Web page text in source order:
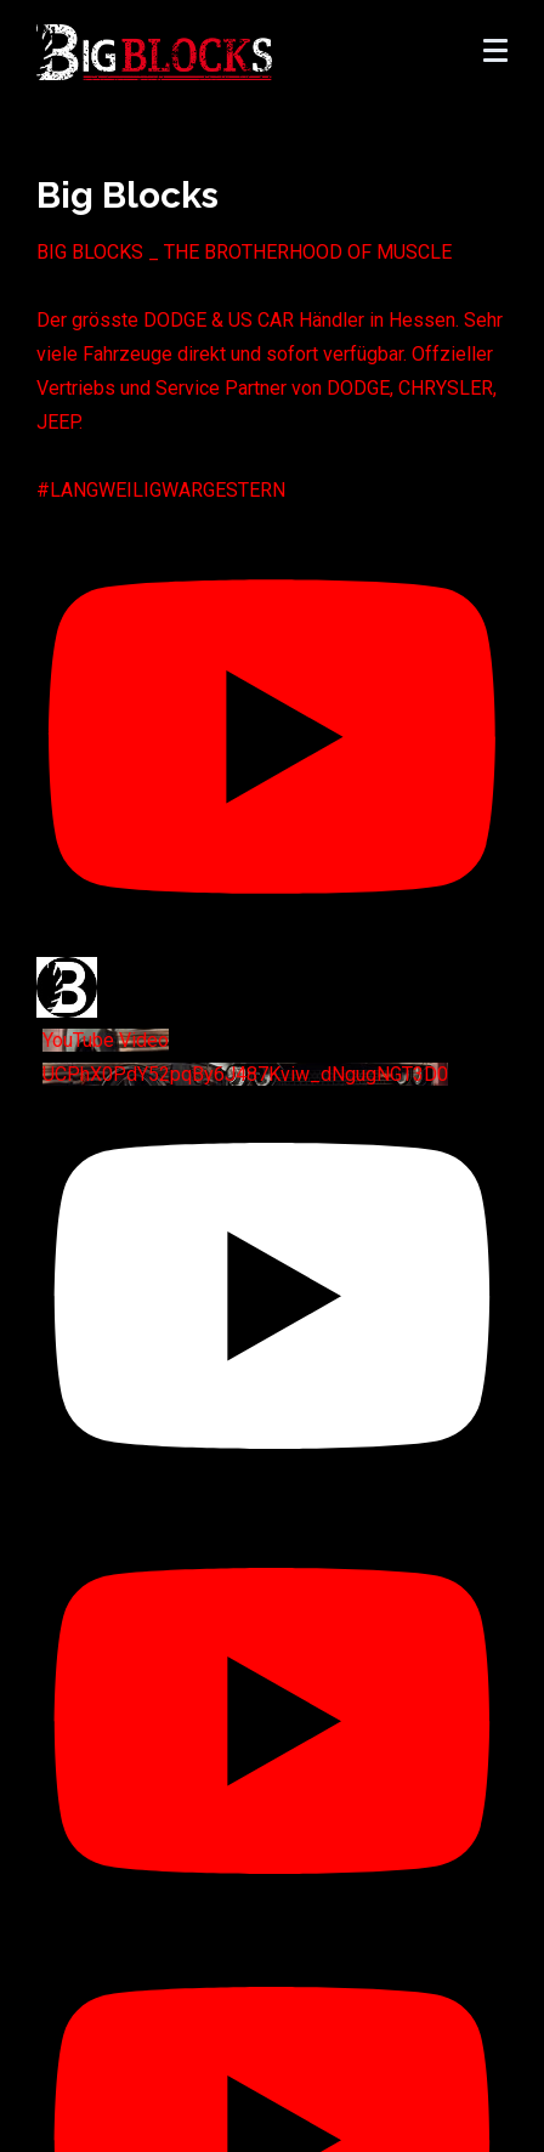
Big Blocks
BIG BLOCKS _ THE BROTHERHOOD OF MUSCLE
Der grösste DODGE & US CAR Händler in Hessen. Sehr
viele Fahrzeuge direkt und sofort verfügbar. Offzieller
Vertriebs und Service Partner von DODGE, CHRYSLER,
JEEP.
#LANGWEILIGWARGESTERN
YouTube Video
UCPhX0PdY52pqBy6J487Kviw_dNgugNGT3D0